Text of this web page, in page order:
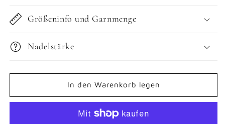
Größeninfo und Garnmenge
Nadelstärke
In den Warenkorb legen